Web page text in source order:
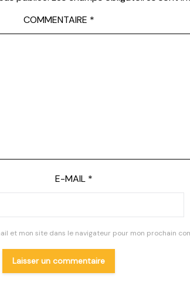
COMMENTAIRE *
E-MAIL *
et mon site dans le navigateur pour mon prochain